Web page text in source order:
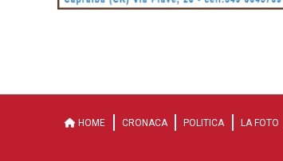
HOME CRONACA POLITICA LA FOTO